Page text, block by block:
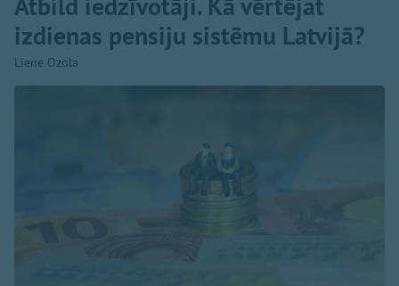
izdienas pensiju sistēmu Latvijā?
Liene Ozola